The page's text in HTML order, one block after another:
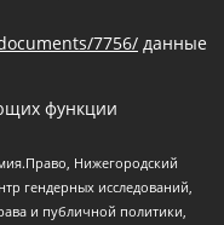
7756/ данные
функции
Нижегородский
гендерных исследований,
и публичной политики,